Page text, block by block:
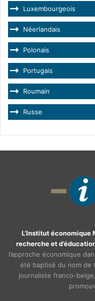
Luxembourgeois
Néerlandais
Polonais
Portugais
Roumain
Russe
L’Institut économique
recherche et
l’approche économique
été baptisé du nom de
journaliste franco-